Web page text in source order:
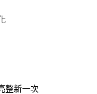
行
業銀行
業銀行
銀行
行
業銀行
商業銀行
整新一次